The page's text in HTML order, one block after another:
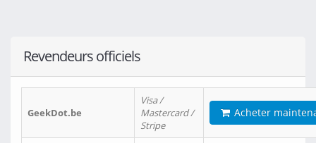
Revendeurs officiels
GeekDot.be
Visa /
Mastercard /
Stripe
Acheter